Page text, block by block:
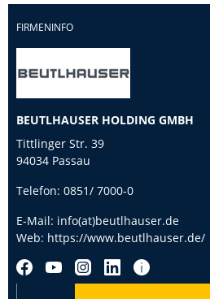
FIRMENINFO
BEUTLHAUSER HOLDING GMBH
Tittlinger Str. 39
94034 Passau
Telefon: 0851/ 7000-0
E-Mail: info(at)beutlhauser.de
Web: https://www.beutlhauser.de/